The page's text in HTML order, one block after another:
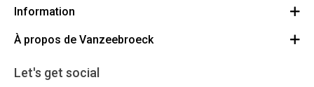
Vanzeebroeck Motors
1600 Sint-Pieters-Leeuw
023316022
Information
Annulation Commande
Conditions générales
À propos de Vanzeebroeck
Cheque Cadeau
Let's get social